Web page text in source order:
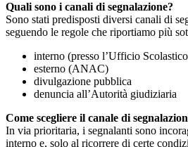
Quali sono i canali di segnalazione?
Sono stati predisposti diversi canali di
seguendo le regole che riportiamo più
interno (presso l’Ufficio
esterno (ANAC)
divulgazione pubblica
denuncia all’Autorità giudiziaria
Come scegliere il canale di
In via prioritaria, i segnalanti sono
interno e, solo al ricorrere di certe